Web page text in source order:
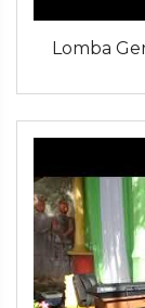
Lomba